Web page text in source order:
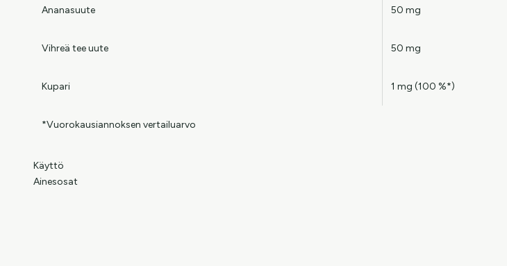
Ananasuute 50 mg
Vihreä tee uute 50 mg
Kupari 1 mg (100 %*)
*Vuorokausiannoksen vertailuarvo
Käyttö
Ainesosat